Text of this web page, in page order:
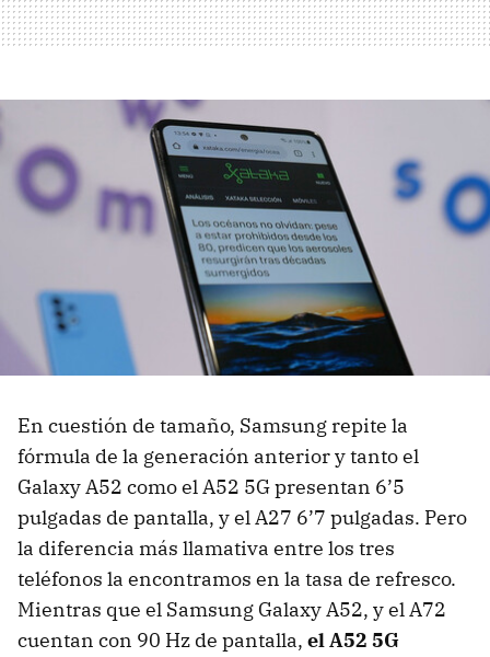
En cuestión de tamaño, Samsung repite la
fórmula de la generación anterior y tanto el
Galaxy A52 como el A52 5G presentan 6’5
pulgadas de pantalla, y el A27 6’7 pulgadas. Pero
la diferencia más llamativa entre los tres
teléfonos la encontramos en la tasa de refresco.
Mientras que el Samsung Galaxy A52, y el A72
cuentan con 90 Hz de pantalla, el A52 5G